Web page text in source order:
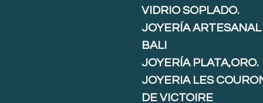
VIDRIO SOPLADO.
JOYERÍA ARTESANAL
BALI
JOYERÍA PLATA,ORO.
JOYERIA LES
DE VICTOIRE